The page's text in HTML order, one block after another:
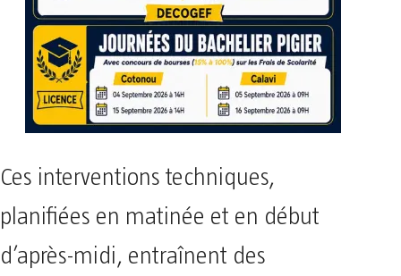
Ces interventions techniques,
planifiées en matinée et en début
d’après-midi, entraînent des